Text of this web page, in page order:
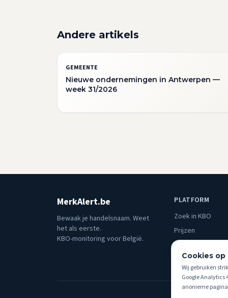
Andere artikels
GEMEENTE
Nieuwe ondernemingen in Antwerpen —
week 31/2026
MerkAlert.be
Bewaak je handelsnaam. Weet
het als eerste.
KBO-monitoring voor België.
PLATFORM
Zoek in KBO
Prijzen
Blog
Over ons
Cookies
Wij gebruiken
Google
anonieme